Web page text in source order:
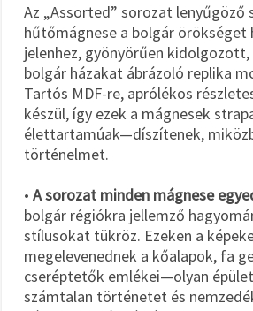
Az „Assorted” sorozat lenyűgöző
hűtőmágnese a bolgár örökséget
jelenhez, gyönyörűen
bolgár házakat ábrázoló replika
Tartós MDF-re, aprólékos
készül, így ezek a mágnesek
élettartamúak—díszítenek,
történelmet.
• A sorozat minden mágnese
bolgár régiókra jellemző
stílusokat tükröz. Ezeken a
megelevenednek a kőalapok, fa
cseréptetők emlékei—olyan
számtalan történetet és